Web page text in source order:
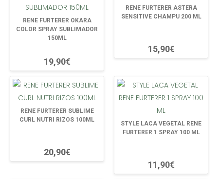
RENE FURTERER OKARA
COLOR SPRAY SUBLIMADOR
150ML
19,90€
RENE FURTERER ASTERA
SENSITIVE CHAMPU 200 ML
15,90€
RENE FURTERER SUBLIME
CURL NUTRI RIZOS 100ML
20,90€
STYLE LACA VEGETAL RENE
FURTERER 1 SPRAY 100 ML
11,90€